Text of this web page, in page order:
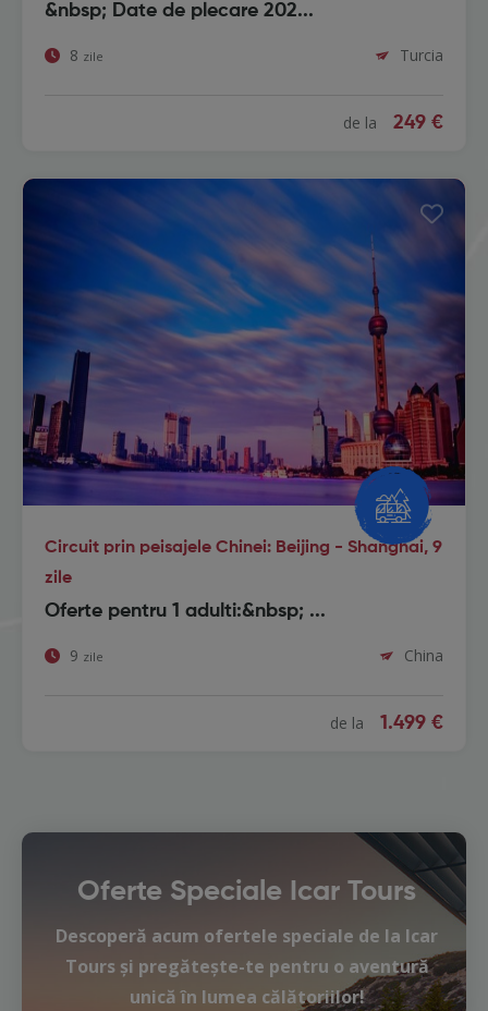
&nbsp; Date de plecare 202...
8 zile Turcia
de la 249 €
Circuit prin peisajele Chinei: Beijing - Shanghai, 9
zile
Oferte pentru 1 adulti:&nbsp; ...
9 zile China
de la 1.499 €
Oferte Speciale Icar Tours
Descoperă acum ofertele speciale de la Icar
Tours și pregătește-te pentru o aventură
unică în lumea călătoriilor!